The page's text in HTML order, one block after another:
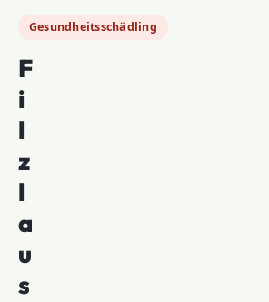
Gesundheitsschädling
F
i
l
z
l
a
u
s